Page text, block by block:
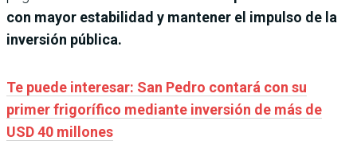
con mayor estabilidad y mantener el impulso de la
inversión pública.
Te puede interesar: San Pedro contará con su
primer frigorífico mediante inversión de más de
USD 40 millones